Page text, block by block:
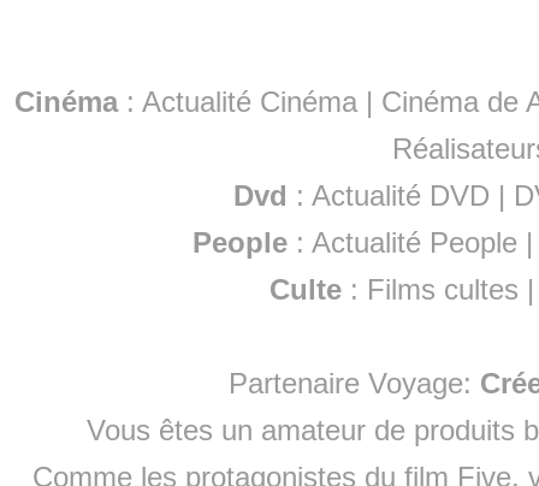
Cinéma: Actualité Cinéma | Cinéma de
Dvd : Actualité DVD |
People :Actualité People
Culte : Films cultes
Partenaire Voyage:
Vous êtes un amateur de produits
Comme les protagonistes du film Five,